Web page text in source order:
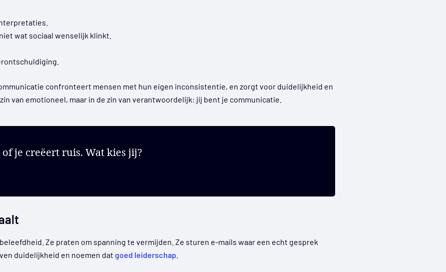
wat sociaal wenselijk klinkt.
confronteert mensen met hun eigen inconsistentie, en zorgt voor duidelijkheid en
van emotioneel, maar in de zin van verantwoordelijk: jij bent je communicatie.
je creëert ruis. Wat kies jij?
Ze praten om spanning te vermijden. Ze sturen e-mails waar een echt gesprek
duidelijkheid en noemen dat goed leiderschap